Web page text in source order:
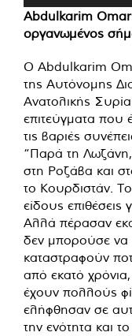
Abdulkarim
οργανωμένος
Ο Abdulkarim
της Αυτόνομης
Ανατολικής
επιτεύγματα που
τις βαριές
“Παρά τη Λωζάνη,
στη Ροζάβα και
το Κουρδιστάν.
είδους επιθέσεις
Αλλά πέρασαν
δεν μπορούσε να
καταστραφούν
από εκατό
έχουν πολλούς
ελήφθησαν σε
την ενότητα και